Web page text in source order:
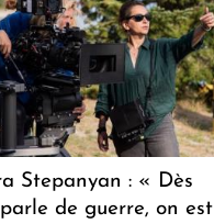
Stepanyan : « Dès
parle de guerre, on est